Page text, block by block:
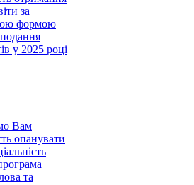
за
формою
у 2025 році
Вам
опанувати
та